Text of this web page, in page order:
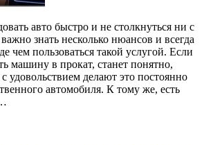
авто быстро и не столкнуться ни с
знать несколько нюансов и всегда
чем пользоваться такой услугой. Если
машину в прокат, станет понятно,
удовольствием делают это постоянно
автомобиля. К тому же, есть